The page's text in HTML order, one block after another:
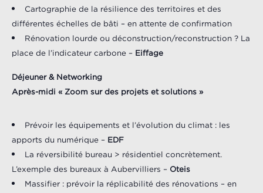
Cartographie de la résilience des territoires et des
différentes échelles de bâti – en attente de confirmation
Rénovation lourde ou déconstruction/reconstruction ? La
place de l’indicateur carbone – Eiffage
Déjeuner & Networking
Après-midi « Zoom sur des projets et solutions »
Prévoir les équipements et l’évolution du climat : les
apports du numérique – EDF
La réversibilité bureau > résidentiel concrètement.
L’exemple des bureaux à Aubervilliers – Oteis
Massifier : prévoir la réplicabilité des rénovations – en